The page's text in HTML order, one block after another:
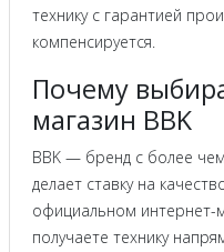
технику с гарантией
компенсируется.
Почему
магазин BBK
BBK — бренд с более
делает ставку на
официальном интернет-
получаете технику